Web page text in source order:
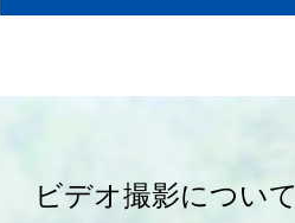
ビデオ撮影について